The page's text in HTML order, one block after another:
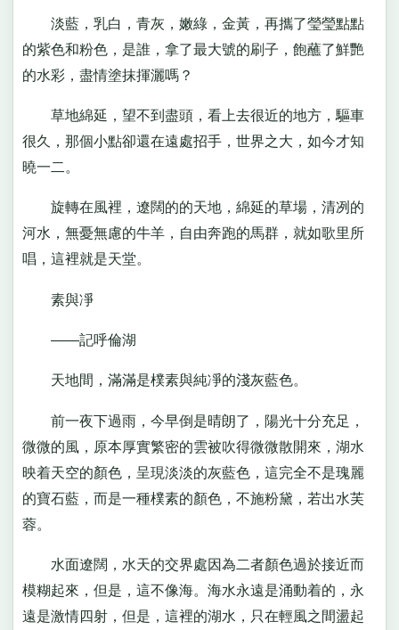
淡藍，乳白，青灰，嫩綠，金黃，再攜了瑩瑩點點
的紫色和粉色，是誰，拿了最大號的刷子，飽蘸了鮮艷
的水彩，盡情塗抹揮灑嗎？
草地綿延，望不到盡頭，看上去很近的地方，驅車
很久，那個小點卻還在遠處招手，世界之大，如今才知
曉一二。
旋轉在風裡，遼闊的的天地，綿延的草場，清冽的
河水，無憂無慮的牛羊，自由奔跑的馬群，就如歌里所
唱，這裡就是天堂。
素與凈
——記呼倫湖
天地間，滿滿是樸素與純凈的淺灰藍色。
前一夜下過雨，今早倒是晴朗了，陽光十分充足，
微微的風，原本厚實繁密的雲被吹得微微散開來，湖水
映着天空的顏色，呈現淡淡的灰藍色，這完全不是瑰麗
的寶石藍，而是一種樸素的顏色，不施粉黛，若出水芙
蓉。
水面遼闊，水天的交界處因為二者顏色過於接近而
模糊起來，但是，這不像海。海水永遠是涌動着的，永
遠是激情四射，但是，這裡的湖水，只在輕風之間盪起